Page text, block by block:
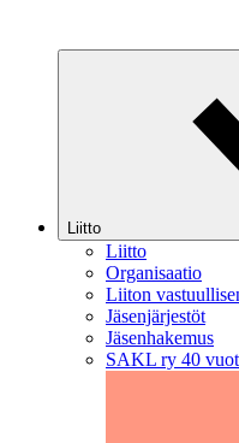
Liitto
Liitto
Organisaatio
Liiton
Jäsenjärjestöt
Jäsenhakemus
SAKL ry 40